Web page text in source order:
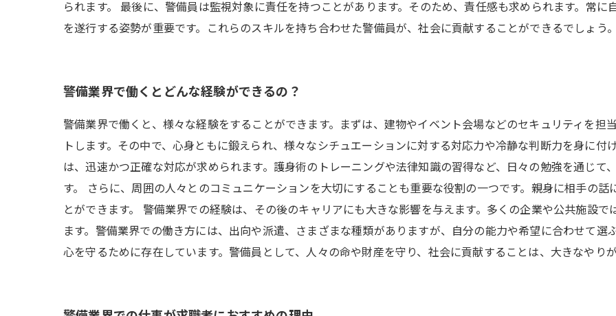
られます。 最後に、警備員は監視対象に責任を持つことがあります。そのため、責任感も求められます。常
を遂行する姿勢が重要です。これらのスキルを持ち合わせた警備員が、社会に貢献することができるでしょう
警備業界で働くとどんな経験ができるの？
警備業界で働くと、様々な経験をすることができます。まずは、建物やイベント会場などのセキュリティを担
トします。その中で、心身ともに鍛えられ、様々なシチュエーションに対する対応力や冷静な判断力を身に
は、迅速かつ正確な対応が求められます。護身術のトレーニングや法律知識の習得など、日々の勉強を通じて
す。 さらに、周囲の人々とのコミュニケーションを大切にすることも重要な役割の一つです。親身に相手の
とができます。 警備業界での経験は、その後のキャリアにも大きな影響を与えます。多くの企業や公共施設
ます。警備業界での働き方には、出向や派遣、さまざまな種類がありますが、自分の能力や希望に合わせて
心を守るために存在しています。警備員として、人々の命や財産を守り、社会に貢献することは、大きなやり